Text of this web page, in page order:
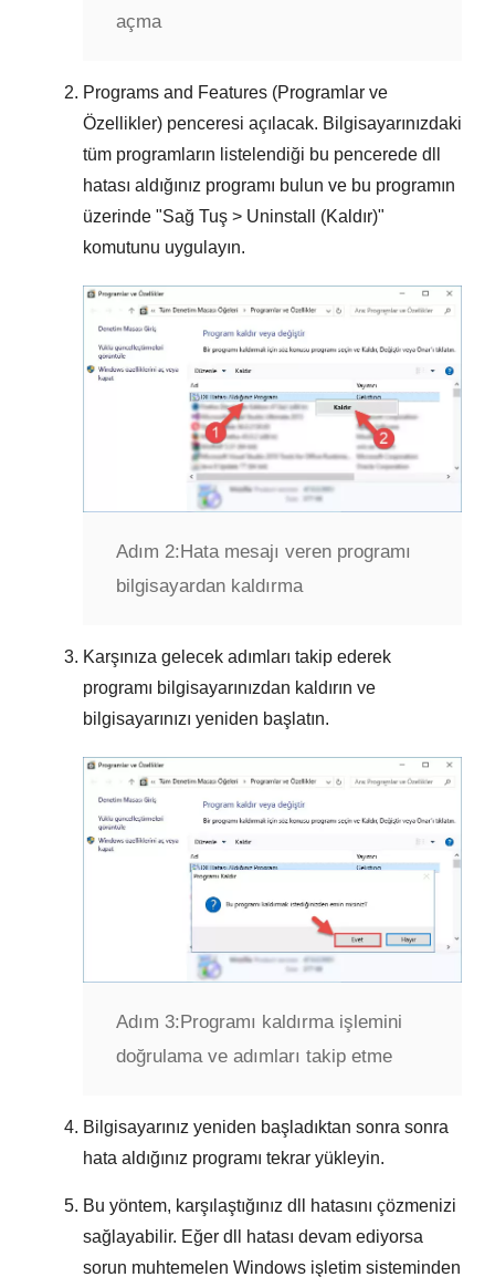
açma
Programs and Features (Programlar ve
Özellikler) penceresi açılacak. Bilgisayarınızdaki
tüm programların listelendiği bu pencerede dll
hatası aldığınız programı bulun ve bu programın
üzerinde "Sağ Tuş > Uninstall (Kaldır)"
komutunu uygulayın.
Adım 2:Hata mesajı veren programı
bilgisayardan kaldırma
Karşınıza gelecek adımları takip ederek
programı bilgisayarınızdan kaldırın ve
bilgisayarınızı yeniden başlatın.
Adım 3: Programı kaldırma işlemini
doğrulama ve adımları takip etme
Bilgisayarınız yeniden başladıktan sonra sonra
hata aldığınız programı tekrar yükleyin.
Bu yöntem, karşılaştığınız dll hatasını çözmenizi
sağlayabilir. Eğer dll hatası devam ediyorsa
sorun muhtemelen Windows işletim sisteminden